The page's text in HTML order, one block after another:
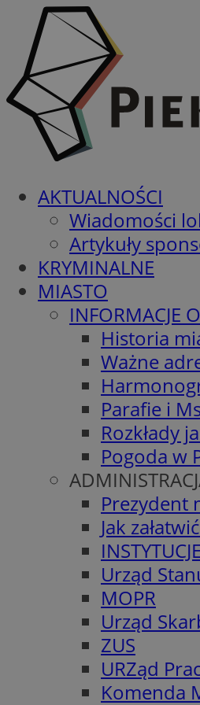
AKTUALNOŚCI
Wiadomości
Artykuły
KRYMINALNE
MIASTO
INFORMACJE
Historia
Ważne
Parafie i
Rozkłady
Pogoda w
Prezydent
Jak
INSTYTUCJE
Urząd
MOPR
Urząd
ZUS
URZąd
Komenda